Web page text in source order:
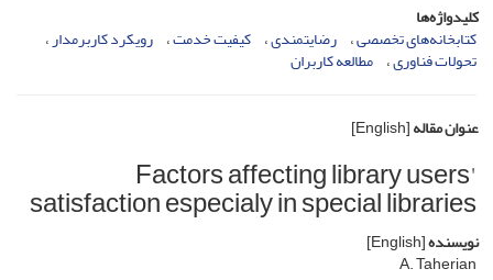
کلیدواژه‌ها
کتابخانه‌های تخصصی رضایتمندی کیفیت خدمت رویکرد کاربرمدار
تحولات فناوری مطالعه کاربران
عنوان مقاله[English]
Factors affecting library users'
satisfaction especialy in special libraries
نویسنده[English]
A. Taherian